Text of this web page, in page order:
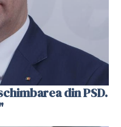
din PSD.